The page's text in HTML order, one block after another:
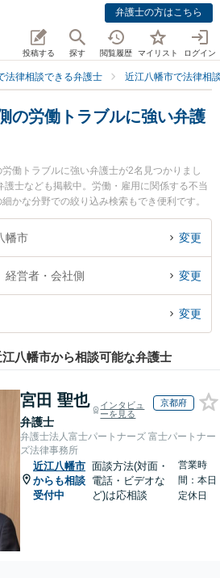
弁護士の方はこちら
投稿する 探す 閲覧履歴 マイリスト ログイン
法律相談できる弁護士 近江八幡市で法律相
の労働トラブルに強い弁護
働トラブルに強い弁護士が2名見つかりまし
護士なども掲載中。労働・雇用に関係する不当
かな分野での絞り込み検索もでき便利です。
徹弁護士やローイング法律事務所の徳山 紗里弁
費用、強みなどが注目されています。『近江
社側の労働トラブルのトラブルを今すぐに弁
談無料で会社側の労働トラブルを法律相談で
予約したい』などでお困りの相談者さんにお
幡市 変更
経営者・会社側 変更
変更
八幡市から相談可能な弁護士
宮田 聖也
弁護士
インタビュ
ーを見る
京都府
弁護士法人富士パートナーズ 富士パートナー
ズ法律事務所
近江八幡市
からも相談
受付中
面談方法(対面・
電話・ビデオな
ど)は応相談
営業時
間：本日
定休日